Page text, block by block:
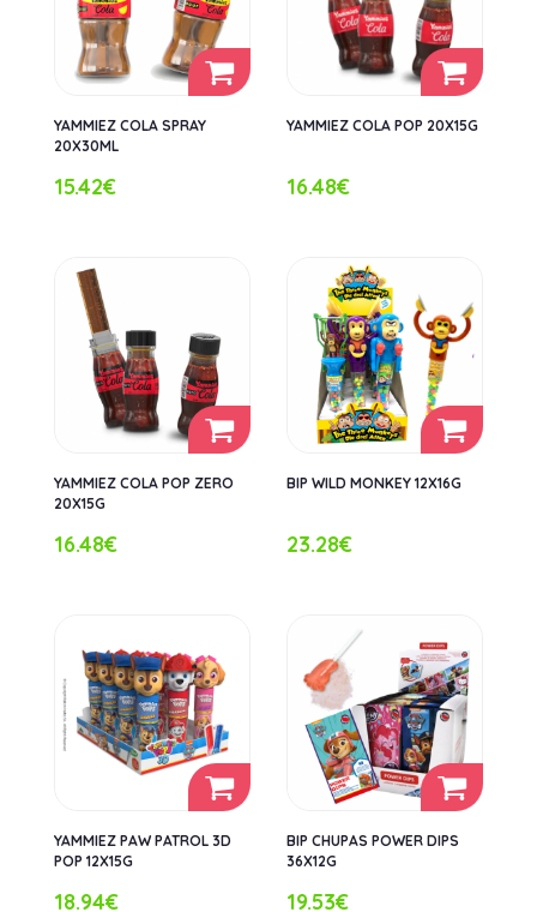
YAMMIEZ COLA SPRAY
20X30ML
15.42€
YAMMIEZ COLA POP 20X15G
16.48€
YAMMIEZ COLA POP ZERO
20X15G
16.48€
BIP WILD MONKEY 12X16G
23.28€
YAMMIEZ PAW PATROL 3D
POP 12X15G
18.94€
BIP CHUPAS POWER DIPS
36X12G
19.53€